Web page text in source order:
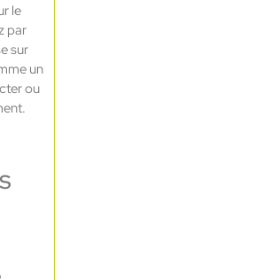
le
par
sur
un
ou